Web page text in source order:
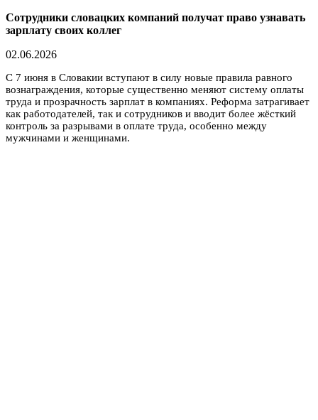
Сотрудники словацких компаний получат право узнавать
зарплату своих коллег
02.06.2026
С 7 июня в Словакии вступают в силу новые правила равного
вознаграждения, которые существенно меняют систему оплаты
труда и прозрачность зарплат в компаниях. Реформа затрагивает
как работодателей, так и сотрудников и вводит более жёсткий
контроль за разрывами в оплате труда, особенно между
мужчинами и женщинами.